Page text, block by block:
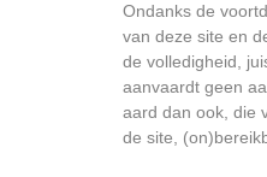
Ondanks de
van deze site en
de volledigheid,
aanvaardt geen
aard dan ook, die
de site,